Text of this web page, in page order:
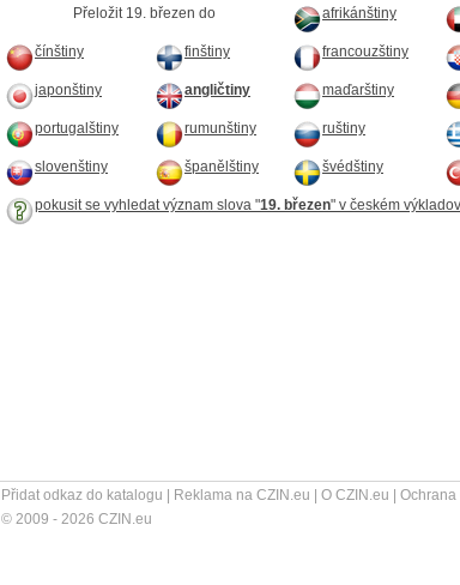
Přeložit 19. březen do afrikánštiny
čínštiny finštiny francouzštiny
japonštiny angličtiny maďarštiny
portugalštiny rumunštiny ruštiny
slovenštiny španělštiny švédštiny
pokusit se vyhledat význam slova "19. březen" v českém
Přidat odkaz do katalogu Reklama na CZIN.eu O CZIN.eu Ochrana
© 2009 - 2026 CZIN.eu